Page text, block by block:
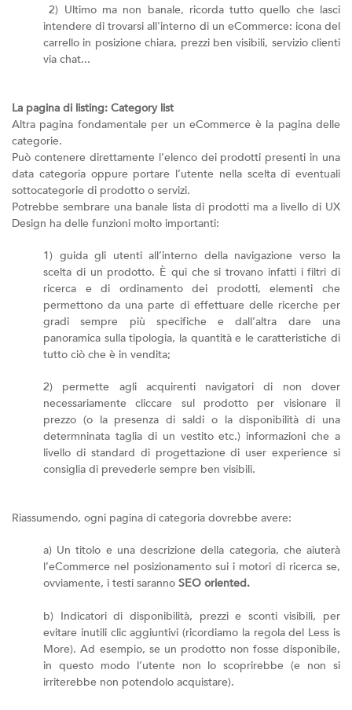
2) Ultimo ma non banale, ricorda tutto quello che lasci
intendere di trovarsi all'interno di un eCommerce: icona del
carrello in posizione chiara, prezzi ben visibili, servizio clienti
via chat...
La pagina di listing: Category list
Altra pagina fondamentale per un eCommerce è la pagina delle
categorie.
Può contenere direttamente l’elenco dei prodotti presenti in una
data categoria oppure portare l’utente nella scelta di eventuali
sottocategorie di prodotto o servizi.
Potrebbe sembrare una banale lista di prodotti ma a livello di UX
Design ha delle funzioni molto importanti:
1) guida gli utenti all’interno della navigazione verso la
scelta di un prodotto. È qui che si trovano infatti i filtri di
ricerca e di ordinamento dei prodotti, elementi che
permettono da una parte di effettuare delle ricerche per
gradi sempre più specifiche e dall’altra dare una
panoramica sulla tipologia, la quantità e le caratteristiche di
tutto ciò che è in vendita;
2) permette agli acquirenti navigatori di non dover
necessariamente cliccare sul prodotto per visionare il
prezzo (o la presenza di saldi o la disponibilità di una
determninata taglia di un vestito etc.) informazioni che a
livello di standard di progettazione di user experience si
consiglia di prevederle sempre ben visibili.
Riassumendo, ogni pagina di categoria dovrebbe avere:
a) Un titolo e una descrizione della categoria, che aiuterà
l’eCommerce nel posizionamento sui i motori di ricerca se,
ovviamente, i testi saranno SEO oriented.
b) Indicatori di disponibilità, prezzi e sconti visibili, per
evitare inutili clic aggiuntivi (ricordiamo la regola del Less is
More). Ad esempio, se un prodotto non fosse disponibile,
in questo modo l’utente non lo scoprirebbe (e non si
irriterebbe non potendolo acquistare).